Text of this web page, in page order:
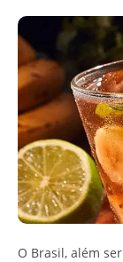
O Brasil, além